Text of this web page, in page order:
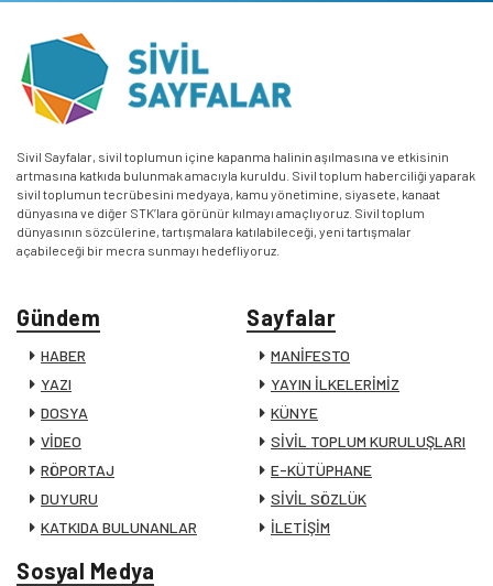
Sivil Sayfalar, sivil toplumun içine kapanma halinin aşılmasına ve etkisinin
artmasına katkıda bulunmak amacıyla kuruldu. Sivil toplum haberciliği yaparak
sivil toplumun tecrübesini medyaya, kamu yönetimine, siyasete, kanaat
dünyasına ve diğer STK’lara görünür kılmayı amaçlıyoruz. Sivil toplum
dünyasının sözcülerine, tartışmalara katılabileceği, yeni tartışmalar
açabileceği bir mecra sunmayı hedefliyoruz.
Gündem
HABER
YAZI
DOSYA
VİDEO
RÖPORTAJ
DUYURU
KATKIDA BULUNANLAR
Sayfalar
MANİFESTO
YAYIN İLKELERİMİZ
KÜNYE
SİVİL TOPLUM KURULUŞLARI
E-KÜTÜPHANE
SİVİL SÖZLÜK
İLETİŞİM
Sosyal Medya